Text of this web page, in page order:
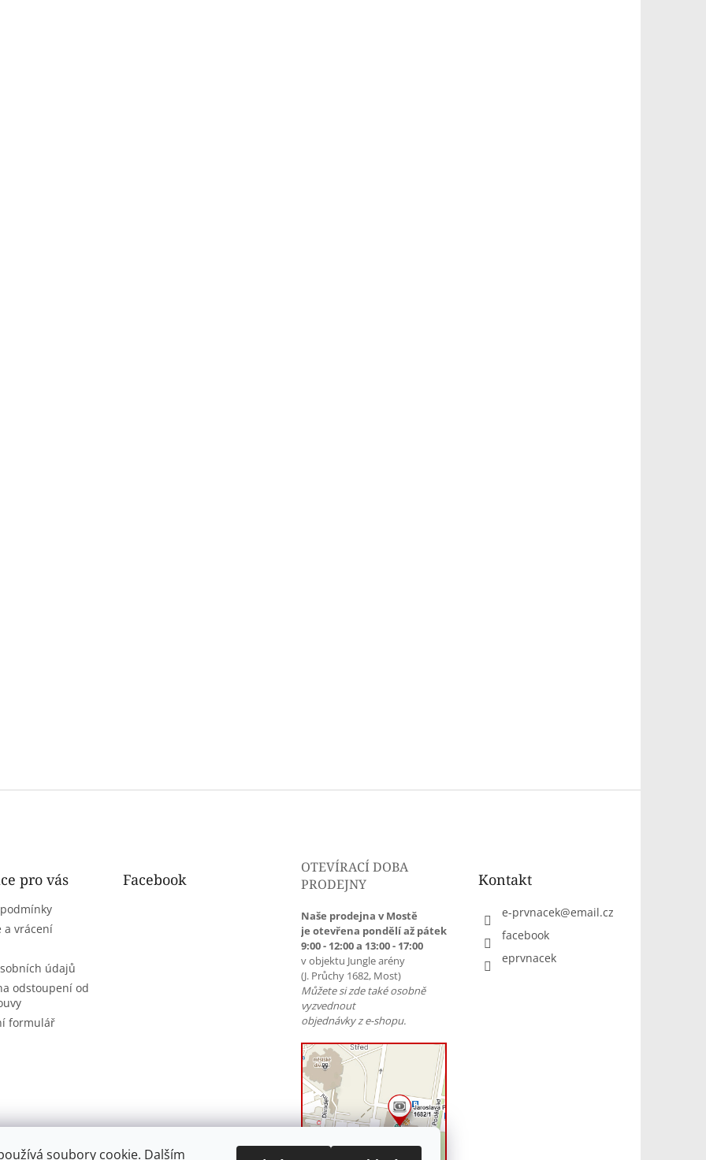
soubory cookie. Dalším
pro vás
a vrácení
údajů
odstoupení od
formulář
Facebook
OTEVÍRACÍ DOBA
PRODEJNY
Naše prodejna v Mostě
je otevřena pondělí až pátek
9:00 - 12:00 a 13:00 - 17:00
v objektu Jungle arény
(J. Průchy 1682, Most)
Můžete si zde také osobně
vyzvednout
objednávky z e-shopu.
Kontakt
e-prvnacek@email.cz
facebook
eprvnacek